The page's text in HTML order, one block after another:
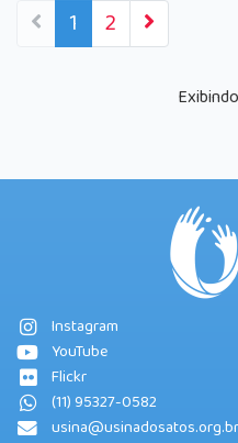
1 2
Exibindo
Instagram
YouTube
Flickr
(11) 95327-0582
usina@usinadosatos.org.br